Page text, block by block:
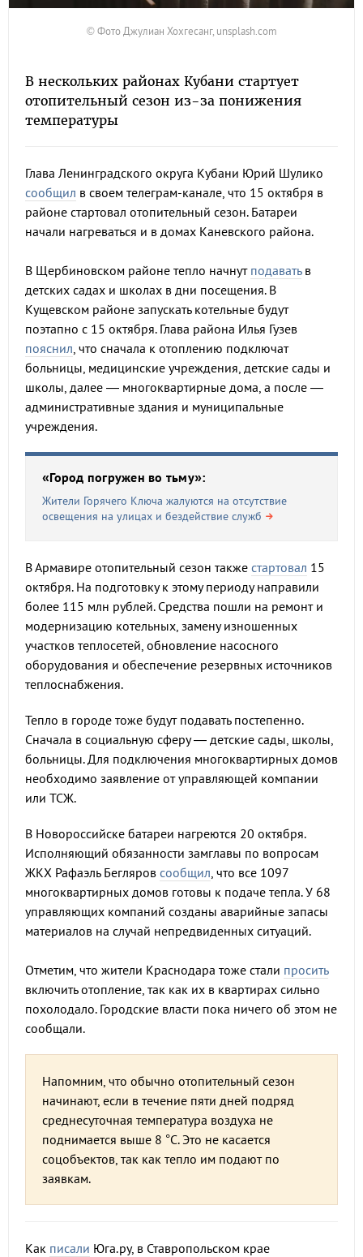
© Фото Джулиан Хохгесанг, unsplash.com
В нескольких районах Кубани стартует
отопительный сезон из-за понижения
температуры
Глава Ленинградского округа Кубани Юрий Шулико
сообщил в своем телеграм-канале, что 15 октября в
районе стартовал отопительный сезон. Батареи
начали нагреваться и в домах Каневского района.
В Щербиновском районе тепло начнут подаватьв
детских садах и школах в дни посещения.​ В
Кущевском районе запускать котельные будут
поэтапно с 15 октября. Глава района Илья Гузев
пояснил, что сначала к отоплению подключат
больницы, медицинские учреждения, детские сады и
школы, далее — многоквартирные дома, а после —
административные здания и муниципальные
учреждения.​
«Город погружен во тьму»:
Жители Горячего Ключа жалуются на отсутствие
освещения на улицах и бездействие служб
В Армавире отопительный сезон также стартовал 15
октября. На подготовку к этому периоду направили
более 115 млн рублей. Средства пошли на ремонт и
модернизацию котельных, замену изношенных
участков теплосетей, обновление насосного
оборудования и обеспечение резервных источников
теплоснабжения.​
Тепло в городе тоже будут подавать постепенно.
Сначала в социальную сферу — детские сады, школы,
больницы. Для подключения многоквартирных домов
необходимо заявление от управляющей компании
или ТСЖ.​
В Новороссийске батареи нагреются 20 октября.
Исполняющий обязанности замглавы по вопросам
ЖКХ Рафаэль Бегляров сообщил, что все 1097
многоквартирных домов готовы к подаче тепла. У 68
управляющих компаний созданы аварийные запасы
материалов на случай непредвиденных ситуаций.​
Отметим, что жители Краснодара тоже стали просить
включить отопление, так как их в квартирах сильно
похолодало. Городские власти пока ничего об этом не
сообщали.
Напомним, что обычно отопительный сезон
начинают, если в течение пяти дней подряд
среднесуточная температура воздуха не
поднимается выше 8 °C. Это не касается
соцобъектов, так как тепло им подают по
заявкам.
Как писали Юга.ру, в Ставропольском крае